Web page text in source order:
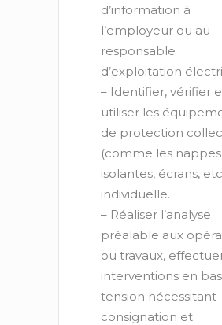
d’information à
l’employeur ou au
responsable
d’exploitation
– Identifier, vérifier
utiliser les
de protection
(comme les nappes
isolantes, écrans,
individuelle.
– Réaliser l’analyse
préalable aux
ou travaux,
interventions en
tension nécessitant
consignation et